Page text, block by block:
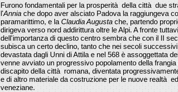
Furono fondamentali per la prosperità della città due
l'Annia che dopo aver alsciato Padova la raggiungeva
paramarittimo, e la Claudia Augusta che, partendo
dirigeva verso nord addirittura oltre le Alpi. A fronte
dell'importanza di questo centro sembra che con il II
subisca un certo declino, tanto che nei secoli
devastata dagli Unni di Attila e nel 568 è assoggettata
venne avviato un progressivo popolamento della frangia
discapito della città romana, diventata
e di altro materiale da costruzione per le nuove realtà
veneziane.